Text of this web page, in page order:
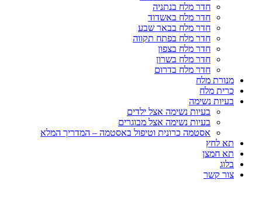
חדר מלח בנתניה
חדר מלח באשדוד
חדר מלח בבאר שבע
חדר מלח בפתח תקווה
חדר מלח בצפון
חדר מלח בשרון
חדר מלח בדרום
מנורת מלח
כרית מלח
בעיות נשימה
בעיות נשימה אצל ילדים
בעיות נשימה אצל מבוגרים
אסטמה כרונית וטיפול באסטמה – המדריך המלא
תא לחץ
תא חמצן
בלוג
צור קשר